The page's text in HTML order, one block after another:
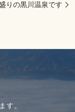
りの黒川温泉です️
す。